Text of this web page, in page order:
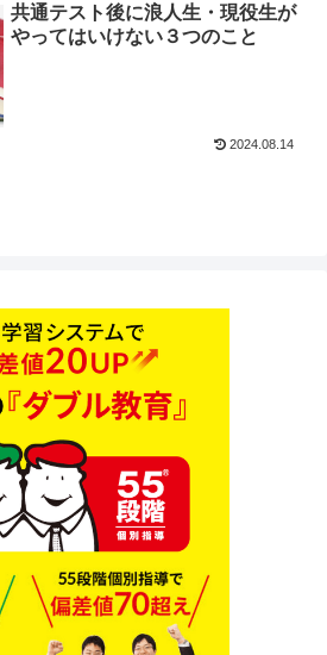
共通テスト後に浪人生・現役生が
やってはいけない３つのこと
2024.08.14